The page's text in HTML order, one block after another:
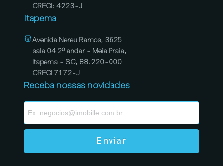
CRECI: 4223-J
Itapema
Avenida Nereu Ramos, 3625
sala 04 2º andar - Meia Praia,
Itapema - SC, 88.220-000
CRECI 7172-J
Receba nossas novidades
Enviar